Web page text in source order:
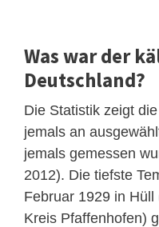
Was war der
Deutschland?
Die Statistik zeigt
jemals an
jemals gemessen
2012). Die tiefste
Februar 1929 in
Kreis Pfaffenhofen)